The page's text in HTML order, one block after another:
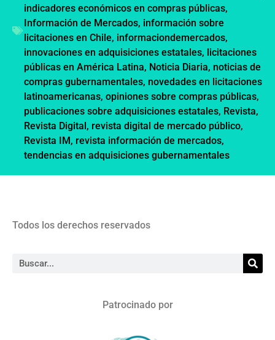
indicadores económicos en compras públicas,
Información de Mercados, información sobre
licitaciones en Chile, informaciondemercados,
innovaciones en adquisiciones estatales, licitaciones
públicas en América Latina, Noticia Diaria, noticias de
compras gubernamentales, novedades en licitaciones
latinoamericanas, opiniones sobre compras públicas,
publicaciones sobre adquisiciones estatales, Revista,
Revista Digital, revista digital de mercado público,
Revista IM, revista información de mercados,
tendencias en adquisiciones gubernamentales
Todos los derechos reservados
Patrocinado por